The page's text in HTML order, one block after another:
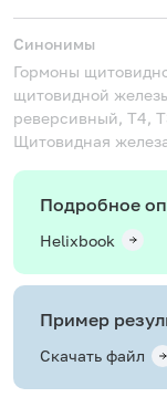
Синонимы
Гормоны
щитовидной
реверсивный, T4,
Щитовидная
Подробное
Helixbook
Пример
Скачать файл